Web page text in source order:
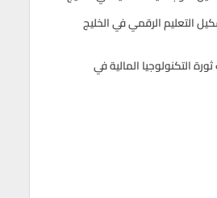
التعليم الرقمي في الخليج
التكنولوجيا المالية في